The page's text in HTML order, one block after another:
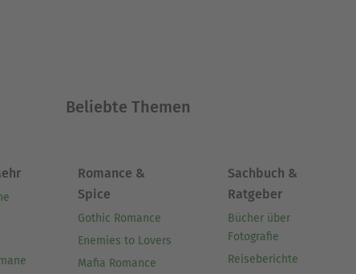
Beliebte Themen
Romance &
Spice
Gothic Romance
Enemies to Lovers
Mafia Romance
Sachbuch &
Ratgeber
Bücher über
Fotografie
Reiseberichte